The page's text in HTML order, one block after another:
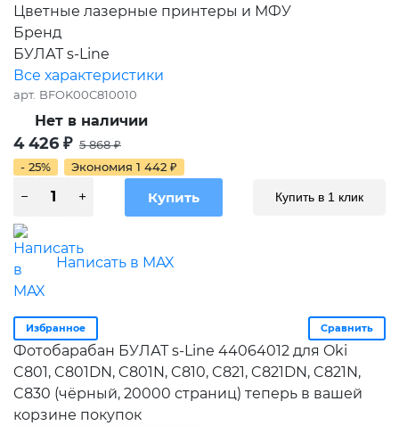
Цветные лазерные принтеры и МФУ
Бренд
БУЛАТ s-Line
Все характеристики
арт. BFOK00C810010
Нет в наличии
4 426 ₽ 5 868₽
- 25%
Экономия 1 442 ₽
Купить в 1 клик
Написать в MAX
Избранное Сравнить
Фотобарабан БУЛАТ s-Line 44064012 для Oki
C801, C801DN, C801N, C810, C821, C821DN, C821N,
C830 (чёрный, 20000 страниц) теперь в вашей
корзине покупок